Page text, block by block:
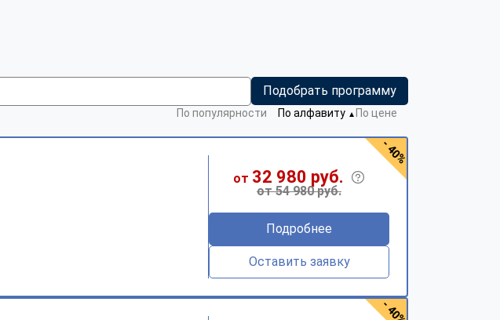
Подобрать программу
По популярности По алфавиту ▼ По цене
от 32 980 руб.
от 54 980 руб.
Подробнее
Оставить заявку
- 40%
- 40%